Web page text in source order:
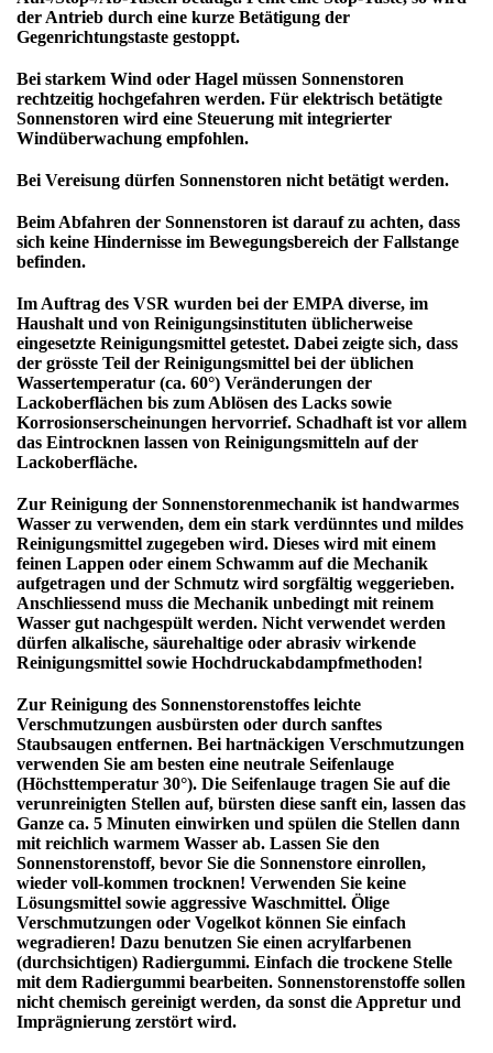
der Antrieb durch eine kurze Betätigung der
Gegenrichtungstaste gestoppt.
Bei starkem Wind oder Hagel müssen Sonnenstoren
rechtzeitig hochgefahren werden. Für elektrisch betätigte
Sonnenstoren wird eine Steuerung mit integrierter
Windüberwachung empfohlen.
Bei Vereisung dürfen Sonnenstoren nicht betätigt werden.
Beim Abfahren der Sonnenstoren ist darauf zu achten, dass
sich keine Hindernisse im Bewegungsbereich der Fallstange
befinden.
Im Auftrag des VSR wurden bei der EMPA diverse, im
Haushalt und von Reinigungsinstituten üblicherweise
eingesetzte Reinigungsmittel getestet. Dabei zeigte sich, dass
der grösste Teil der Reinigungsmittel bei der üblichen
Wassertemperatur (ca. 60°) Veränderungen der
Lackoberflächen bis zum Ablösen des Lacks sowie
Korrosionserscheinungen hervorrief. Schadhaft ist vor allem
das Eintrocknen lassen von Reinigungsmitteln auf der
Lackoberfläche.
Zur Reinigung der Sonnenstorenmechanik ist handwarmes
Wasser zu verwenden, dem ein stark verdünntes und mildes
Reinigungsmittel zugegeben wird. Dieses wird mit einem
feinen Lappen oder einem Schwamm auf die Mechanik
aufgetragen und der Schmutz wird sorgfältig weggerieben.
Anschliessend muss die Mechanik unbedingt mit reinem
Wasser gut nachgespült werden. Nicht verwendet werden
dürfen alkalische, säurehaltige oder abrasiv wirkende
Reinigungsmittel sowie Hochdruckabdampfmethoden!
Zur Reinigung des Sonnenstorenstoffes leichte
Verschmutzungen ausbürsten oder durch sanftes
Staubsaugen entfernen. Bei hartnäckigen Verschmutzungen
verwenden Sie am besten eine neutrale Seifenlauge
(Höchsttemperatur 30°). Die Seifenlauge tragen Sie auf die
verunreinigten Stellen auf, bürsten diese sanft ein, lassen das
Ganze ca. 5 Minuten einwirken und spülen die Stellen dann
mit reichlich warmem Wasser ab. Lassen Sie den
Sonnenstorenstoff, bevor Sie die Sonnenstore einrollen,
wieder voll-kommen trocknen! Verwenden Sie keine
Lösungsmittel sowie aggressive Waschmittel. Ölige
Verschmutzungen oder Vogelkot können Sie einfach
wegradieren! Dazu benutzen Sie einen acrylfarbenen
(durchsichtigen) Radiergummi. Einfach die trockene Stelle
mit dem Radiergummi bearbeiten. Sonnenstorenstoffe sollen
nicht chemisch gereinigt werden, da sonst die Appretur und
Imprägnierung zerstört wird.